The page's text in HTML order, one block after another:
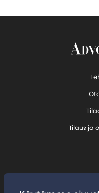
Tilaus ja